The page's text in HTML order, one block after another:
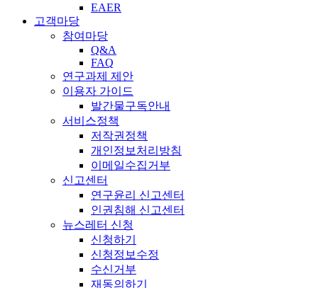
EAER
고객마당
참여마당
Q&A
FAQ
연구과제 제안
이용자 가이드
발간물구독안내
서비스정책
저작권정책
개인정보처리방침
이메일수집거부
신고센터
연구윤리 신고센터
인권침해 신고센터
뉴스레터 신청
신청하기
신청정보수정
수신거부
재동의하기